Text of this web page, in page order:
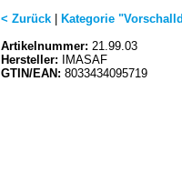
< Zurück|
Kategorie
Artikelnummer: 21.99.03
Hersteller: IMASAF
GTIN/EAN: 8033434095719